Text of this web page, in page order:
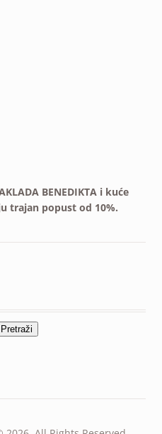
BENEDIKTA i kuće
trajan popust od 10%.
Pretraži